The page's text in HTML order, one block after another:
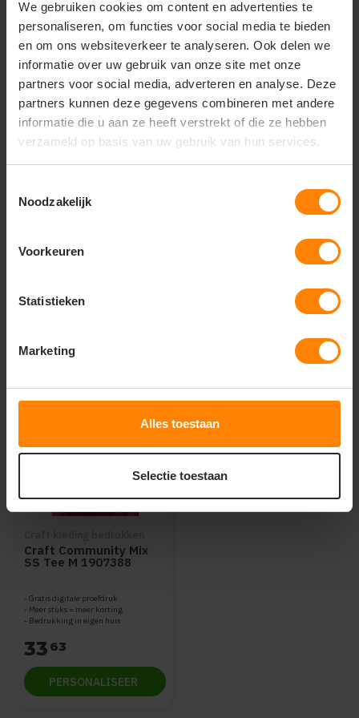
We gebruiken cookies om content en advertenties te
personaliseren, om functies voor social media te bieden
en om ons websiteverkeer te analyseren. Ook delen we
informatie over uw gebruik van onze site met onze
partners voor social media, adverteren en analyse. Deze
partners kunnen deze gegevens combineren met andere
informatie die u aan ze heeft verstrekt of die ze hebben
verzameld op basis van uw gebruik van hun services.
Noodzakelijk
Voorkeuren
Statistieken
Marketing
Alles toestaan
Selectie toestaan
sportshirt of trainingstop voor een complete
sportlook.
Vragen? Neem contact
op met onze
klantenservice
mail
store Bezoek onze showroom:
Dit vind je misschien ook leuk
Items van productcarrousel
Craft Community Mix
SS Tee M 1907388
Gratis digitale proefdruk
Meer stuks = meer korting
Bedrukking in eigen huis
33 63
PERSONALISEER